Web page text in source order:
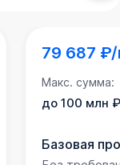
79 687
Макс. сумма:
до 100 млн ₽
Базовая